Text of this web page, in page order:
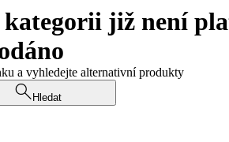
již není
a vyhledejte alternativní produkty
Hledat